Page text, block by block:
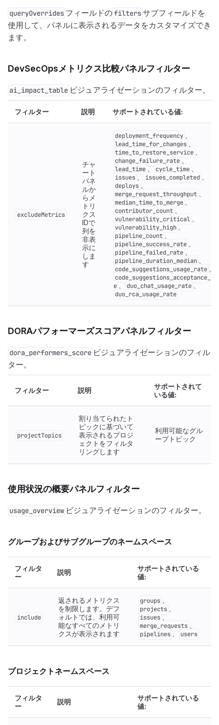
queryOverrides フィールドのfiltersサブフィールドを
使用して、パネルに表示されるデータをカスタマイズでき
ます。
DevSecOpsメトリクス比較パネルフィルター
ai_impact_table ビジュアライゼーションのフィルター。
フィルター 説明 サポートされている値:
excludeMetrics
チャ
ート
パネ
ルか
らメ
トリ
クス
IDで
列を
非表
示に
しま
す
deployment_frequency
lead_time_for_changes
time_to_restore_service
change_failure_rate
lead_time cycle_time
issues issues_completed
deploys
merge_request_throughput
median_time_to_merge
contributor_count
vulnerability_critical
vulnerability_high
pipeline_count
pipeline_success_rate
pipeline_failed_rate
pipeline_duration_median
code_suggestions_usage_rate
e
duo_chat_usage_rate
duo_rca_usage_rate
DORAパフォーマーズスコアパネルフィルター
dora_performers_score ビジュアライゼーションのフィル
ター。
フィルター 説明
サポートされて
いる値:
projectTopics
割り当てられたト
ピックに基づいて
表示されるプロジ
ェクトをフィルタ
リングします
利用可能なグル
ープトピック
使用状況の概要パネルフィルター
usage_overview ビジュアライゼーションのフィルター。
グループおよびサブグループのネームスペース
フィルタ
ー
説明
サポートされている
値:
include
返されるメトリクス
を制限します。デフ
ォルトでは、利用可
能なすべてのメトリ
クスが表示されます
groups
projects
issues
merge_requests
pipelines users
プロジェクトネームスペース
フィルタ
ー
説明
サポートされている
値: